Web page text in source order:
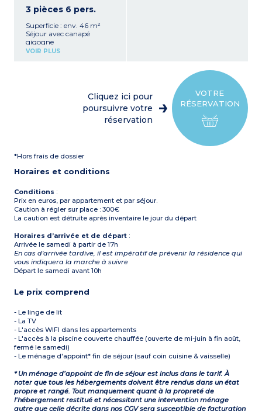
Salle de bain (baignoire) ou
3 appartements sont
accessibles aux PMR.
À noter
sommets
3 pièces 6 pers.
Superficie : env. 46 m²
Séjour avec canapé
gigogne
Cuisine équipée
VOIR PLUS
VOTRE
RÉSERVATION
Cliquez ici pour
poursuivre votre
réservation
*Hors frais de dossier
Horaires et conditions
Conditions :
Prix en euros, par appartement et par séjour.
Caution à régler sur place : 300€
La caution est détruite après inventaire le jour du départ
Horaires d’arrivée et de départ :
Arrivée le samedi à partir de 17h
En cas d'arrivée tardive, il est impératif de prévenir la résidence qui
vous indiquera la marche à suivre
Départ le samedi avant 10h
Le prix comprend
- Le linge de lit
- La TV
- L'accès WIFI dans les appartements
- L'accès à la piscine couverte chauffée (ouverte de mi-juin à fin août,
fermé le samedi)
- Le ménage d'appoint* fin de séjour (sauf coin cuisine & vaisselle)
* Un ménage d’appoint de fin de séjour est inclus dans le tarif. À
noter que tous les hébergements doivent être rendus dans un état
propre et rangé. Tout manquement quant à la propreté de
l’hébergement restitué et nécessitant une intervention ménage
autre que celle décrite dans nos CGV sera susceptible de facturation